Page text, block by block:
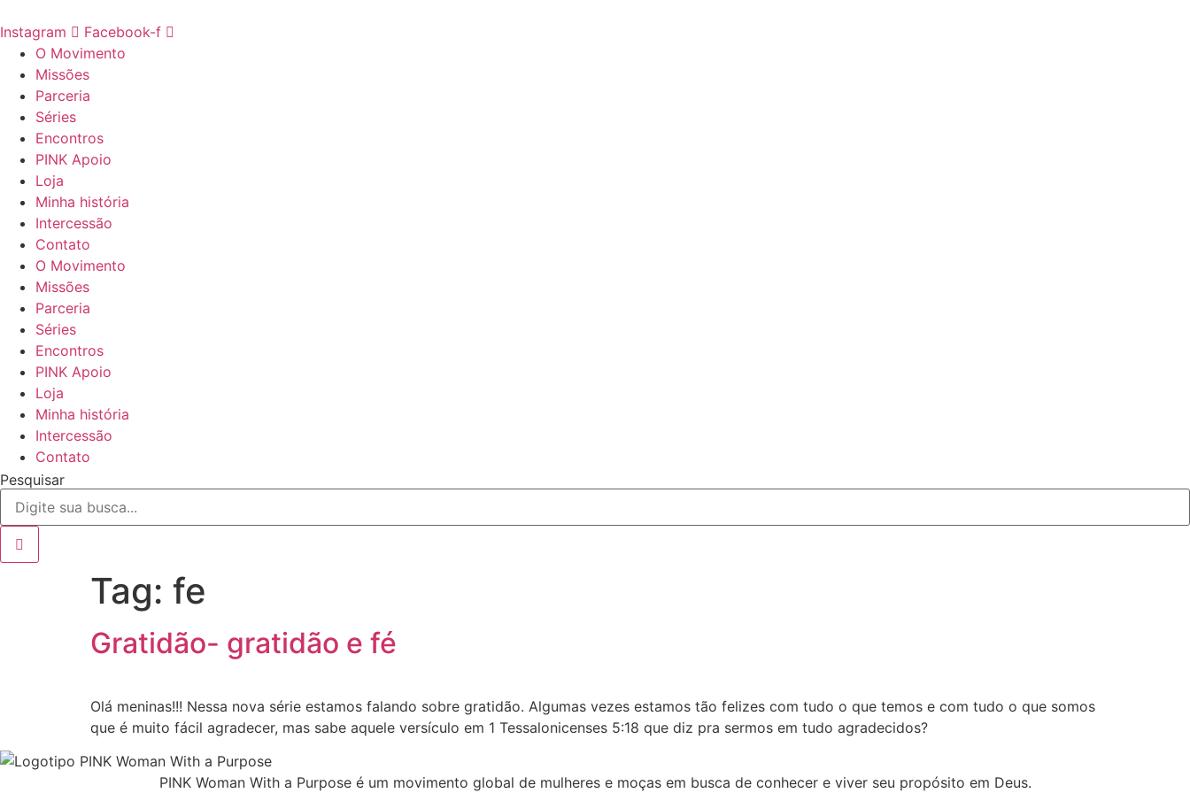
para
conteúdo
Instagram
Facebook-f
O Movimento
Missões
Parceria
Séries
Encontros
PINK Apoio
Loja
Minha história
Intercessão
Contato
O Movimento
Missões
Parceria
Séries
Encontros
PINK Apoio
Loja
Minha história
Intercessão
Contato
Pesquisar
Tag: fe
Gratidão- gratidão e fé
Olá meninas!!! Nessa nova série estamos falando sobre gratidão. Algumas vezes estamos tão felizes com tudo o que temos e com tudo o que somos
que é muito fácil agradecer, mas sabe aquele versículo em 1 Tessalonicenses 5:18 que diz pra sermos em tudo agradecidos?
PINK Woman With a Purpose é um movimento global de mulheres e moças em busca de conhecer e viver seu propósito em Deus.